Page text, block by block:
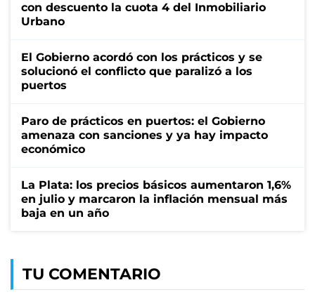
con descuento la cuota 4 del Inmobiliario
Urbano
El Gobierno acordó con los prácticos y se
solucionó el conflicto que paralizó a los
puertos
Paro de prácticos en puertos: el Gobierno
amenaza con sanciones y ya hay impacto
económico
La Plata: los precios básicos aumentaron 1,6%
en julio y marcaron la inflación mensual más
baja en un año
TU COMENTARIO